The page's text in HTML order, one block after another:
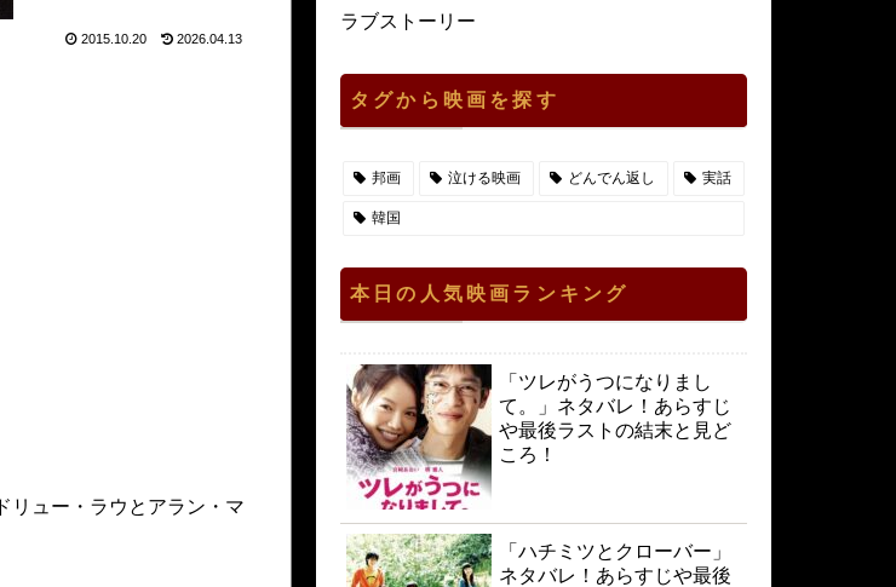
2015.10.20 2026.04.13
リュー・ラウとアラン・マ
ラブストーリー
タグから映画を探す
邦画 泣ける映画 どんでん返し 実話
韓国
本日の人気映画ランキング
「ツレがうつになりまし
て。」ネタバレ！あらすじ
や最後ラストの結末と見ど
ころ！
「ハチミツとクローバー」
ネタバレ！あらすじや最後